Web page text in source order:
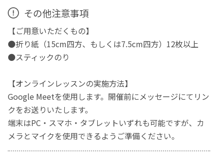
その他注意事項
【ご用意いただくもの】
●折り紙（15cm四方、もしくは7.5cm四方）12枚以上
●スティックのり
【オンラインレッスンの実施方法】
Google Meetを使用します。開催前にメッセージにてリン
クをお送りいたします。
端末はPC・スマホ・タブレットいずれも可能ですが、カ
メラとマイクを使用できるようご準備ください。